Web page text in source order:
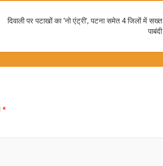
दिवाली पर पटाखों का ‘नो एंट्री’, पटना समेत 4 जिलों में सख्त
पाबंदी
*